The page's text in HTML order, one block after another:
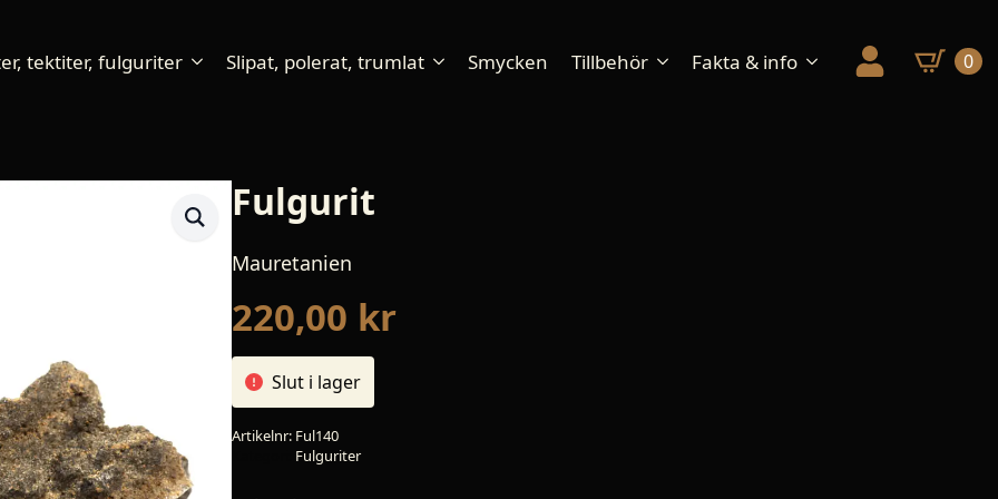
tektiter, fulguriter Slipat, polerat, trumlat Smycken Tillbehör Fakta & info 0
Fulgurit
Mauretanien
220,00 kr
Slut i lager
Artikelnr: Ful140
Fulguriter